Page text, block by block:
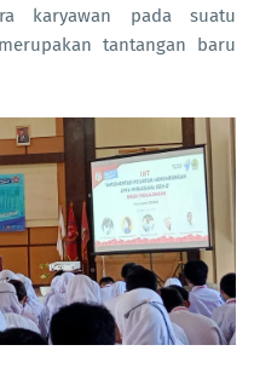
karyawan pada suatu
tantangan baru